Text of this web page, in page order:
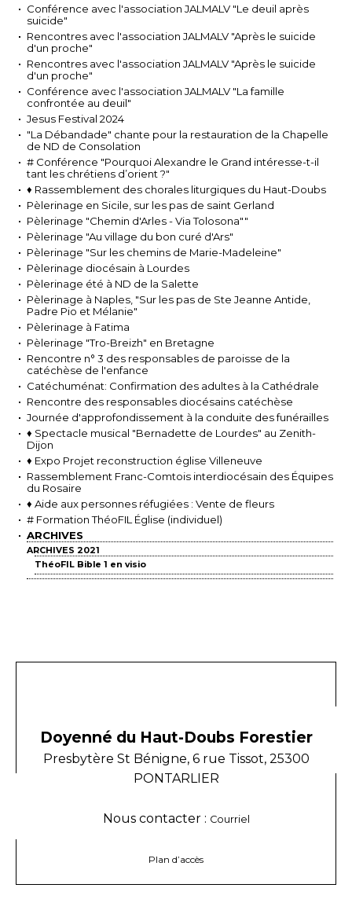
Conférence avec l'association JALMALV "Le deuil après
suicide"
Rencontres avec l'association JALMALV "Après le suicide
d'un proche"
Rencontres avec l'association JALMALV "Après le suicide
d'un proche"
Conférence avec l'association JALMALV "La famille
confrontée au deuil"
Jesus Festival 2024
"La Débandade" chante pour la restauration de la Chapelle
de ND de Consolation
# Conférence "Pourquoi Alexandre le Grand intéresse-t-il
tant les chrétiens d’orient ?"
♦ Rassemblement des chorales liturgiques du Haut-Doubs
Pèlerinage en Sicile, sur les pas de saint Gerland
Pèlerinage "Chemin d'Arles - Via Tolosona""
Pèlerinage "Au village du bon curé d'Ars"
Pèlerinage "Sur les chemins de Marie-Madeleine"
Pèlerinage diocésain à Lourdes
Pèlerinage été à ND de la Salette
Pèlerinage à Naples, "Sur les pas de Ste Jeanne Antide,
Padre Pio et Mélanie"
Pèlerinage à Fatima
Pèlerinage "Tro-Breizh" en Bretagne
Rencontre n° 3 des responsables de paroisse de la
catéchèse de l'enfance
Catéchuménat: Confirmation des adultes à la Cathédrale
Rencontre des responsables diocésains catéchèse
Journée d'approfondissement à la conduite des funérailles
♦ Spectacle musical "Bernadette de Lourdes" au Zenith-
Dijon
♦ Expo Projet reconstruction église Villeneuve
Rassemblement Franc-Comtois interdiocésain des Équipes
du Rosaire
♦ Aide aux personnes réfugiées : Vente de fleurs
# Formation ThéoFIL Église (individuel)
ARCHIVES
ARCHIVES 2021
ThéoFIL Bible 1 en visio
Doyenné du Haut-Doubs Forestier
Presbytère St Bénigne, 6 rue Tissot, 25300
PONTARLIER
Nous contacter : Courriel
Plan d’accès